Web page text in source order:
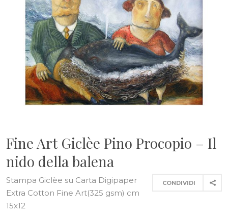
Fine Art Giclèe Pino Procopio – Il
nido della balena
CONDIVIDI
Stampa Giclèe su Carta Digipaper
Extra Cotton Fine Art(325 gsm) cm
15x12